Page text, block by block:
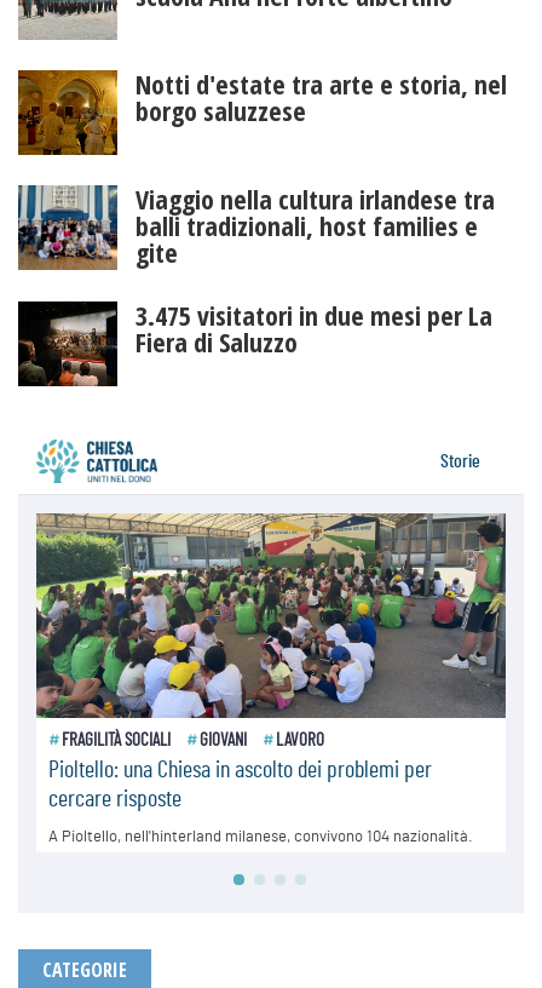
Notti d'estate tra arte e storia, nel
borgo saluzzese
Viaggio nella cultura irlandese tra
balli tradizionali, host families e
gite
3.475 visitatori in due mesi per La
Fiera di Saluzzo
CATEGORIE